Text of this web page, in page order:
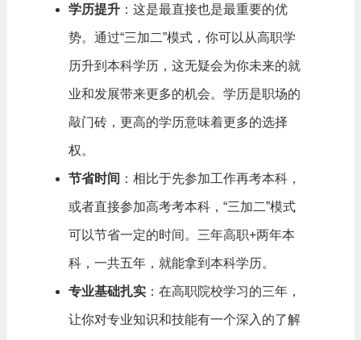
学历提升：这是最直接也是最重要的优
势。通过“三加二”模式，你可以从高职学
历升到本科学历，这无疑会为你未来的就
业和发展带来更多的机会。学历是职场的
敲门砖，更高的学历意味着更多的选择
权。
节省时间 ：相比于先参加工作再考本科，
或者直接参加高考考本科，“三加二”模式
可以节省一定的时间。三年高职+两年本
科，一共五年，就能拿到本科学历。
专业基础扎实：在高职院校学习的三年，
让你对专业知识和技能有一个深入的了解